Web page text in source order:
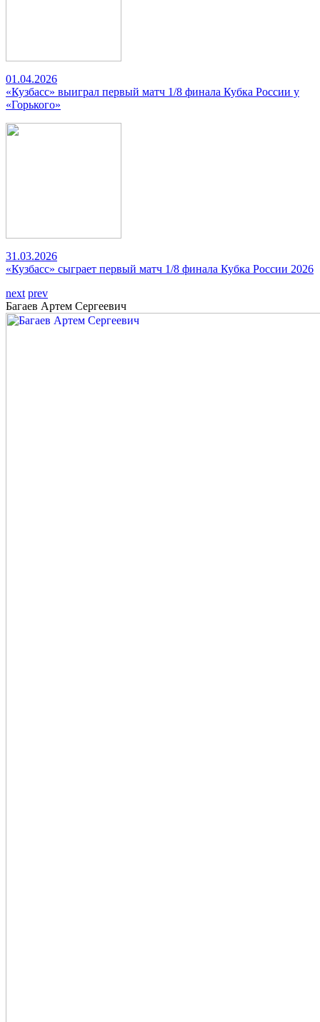
01.04.2026
«Кузбасс» выиграл первый матч 1/8 финала Кубка России у
«Горького»
31.03.2026
«Кузбасс» сыграет первый матч 1/8 финала Кубка России 2026
next prev
Багаев Артем Сергеевич